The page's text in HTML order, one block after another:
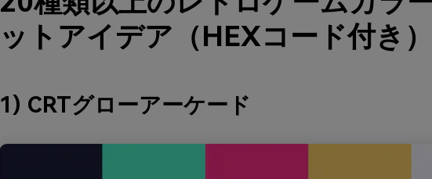
ットアイデア（HEXコード付き）
1) CRTグローアーケード